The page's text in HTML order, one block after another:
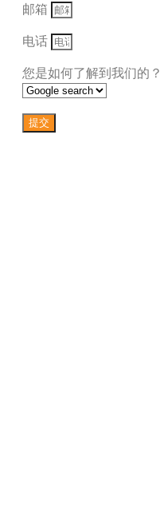
邮箱
电话
您是如何了解到我们的？
提交